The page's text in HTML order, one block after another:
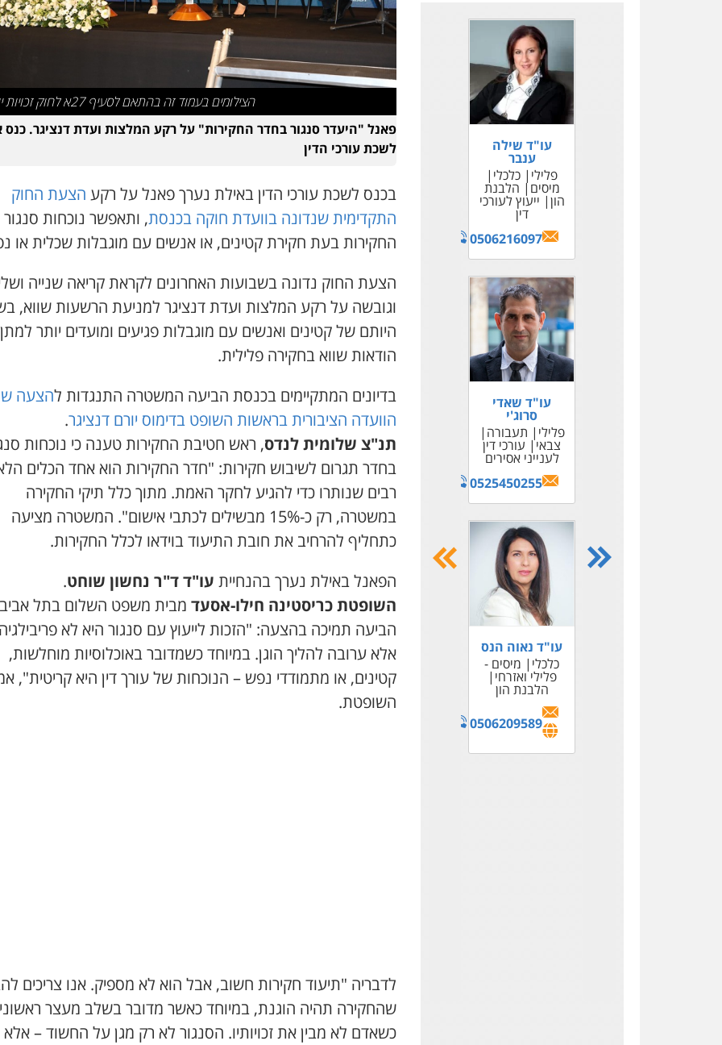
עו"ד ליאור
אפשטיין
פלילי
כלכלי
מנהלי לשון
הרע
0508774477
עו"ד ג'וליאן
חדאד
כלכלי
פלילי
עבירות מס
הלבנת הון
חילוט ייצוג
בחקירות
0505256570
דורון, טיקוצקי
ושות' – משרד
עורכי דין
כלכלי
מסחרי נדל"ן /
עו"ד שילה
ענבר
פלילי
כלכלי
מיסים הלבנת
הון ייעוץ לעורכי
דין
0506216097
עו"ד שאדי
סרוג'י
פלילי
תעבורה
צבאי עורכי דין
לענייני אסירים
0525450255
עו"ד נאוה הנס
כלכלי
מיסים -
פלילי ואזרחי
הלבנת הון
0506209589
הצילומים בעמוד זה בהתאם לסעיף 27א לחוק זכויות יוצרים
פאנל "היעדר סנגור בחדר החקירות" על רקע המלצות ועדת דנציגר. כנס
לשכת עורכי הדין
בכנס לשכת עורכי הדין באילת נערך פאנל על רקע הצעת החוק
התקדימית שנדונה בוועדת חוקה בכנסת, ותאפשר נוכחות
החקירות בעת חקירת קטינים, או אנשים עם מוגבלות שכלית או
הצעת החוק נדונה בשבועות האחרונים לקראת קריאה שנייה
וגובשה על רקע המלצות ועדת דנציגר למניעת הרשעות שווא,
היותם של קטינים ואנשים עם מוגבלות פגיעים ומועדים יותר למתן
הודאות שווא בחקירה פלילית.
בדיונים המתקיימים בכנסת הביעה המשטרה התנגדות להצעה
הוועדה הציבורית בראשות השופט בדימוס יורם דנציגר.
תנ"צ שלומית לנדס, ראש חטיבת החקירות טענה כי נוכחות
בחדר תגרום לשיבוש חקירות: "חדר החקירות הוא אחד הכלים
רבים שנותרו כדי להגיע לחקר האמת. מתוך כלל תיקי החקירה
במשטרה, רק כ-15% מבשילים לכתבי אישום". המשטרה מציעה
כתחליף להרחיב את חובת התיעוד בוידאו לכלל החקירות.
הפאנל באילת נערך בהנחיית עו"ד ד"ר נחשון שוחט.
השופטת כריסטינה חילו-אסעד מבית משפט השלום בתל אביב
הביעה תמיכה בהצעה: "הזכות לייעוץ עם סנגור היא לא
אלא ערובה להליך הוגן. במיוחד כשמדובר באוכלוסיות מוחלשות,
קטינים, או מתמודדי נפש – הנוכחות של עורך דין היא קריטית",
השופטת.
לדבריה "תיעוד חקירות חשוב, אבל הוא לא מספיק. אנו צריכים
שהחקירה תהיה הוגנת, במיוחד כאשר מדובר בשלב מעצר
כשאדם לא מבין את זכויותיו. הסנגור לא רק מגן על החשוד – אלא